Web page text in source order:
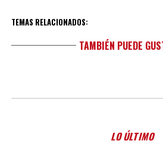
TEMAS RELACIONADOS:
TAMBIÉN PUEDE
LO ÚLTIMO